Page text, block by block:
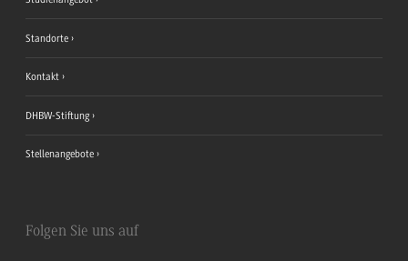
Standorte
Kontakt
DHBW-Stiftung
Stellenangebote
Folgen Sie uns auf